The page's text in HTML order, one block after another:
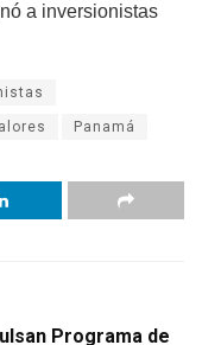
a inversionistas
Panamá
Programa de